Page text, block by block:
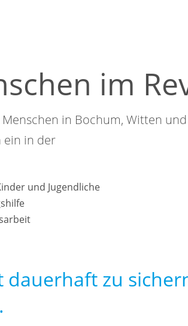
im
in Bochum, Witten
ein in der
und Jugendliche
dauerhaft zu